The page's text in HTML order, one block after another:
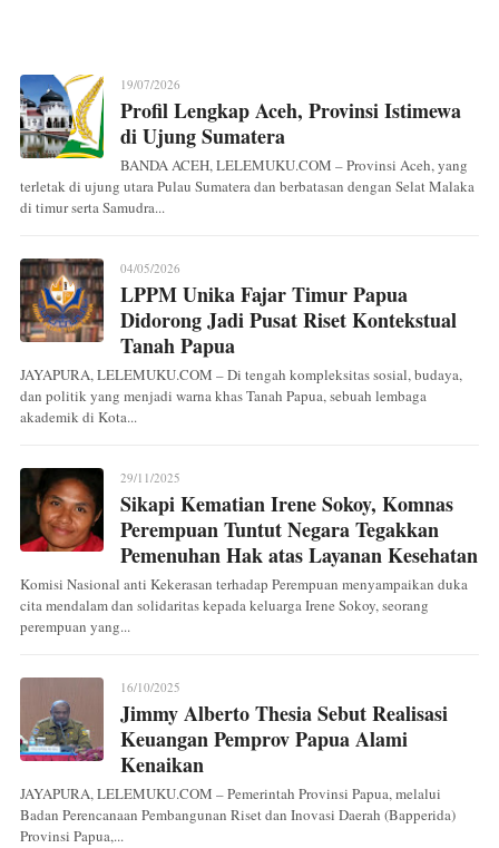
19/07/2026
Profil Lengkap Aceh, Provinsi Istimewa
di Ujung Sumatera
BANDA ACEH, LELEMUKU.COM – Provinsi Aceh, yang
terletak di ujung utara Pulau Sumatera dan berbatasan dengan Selat Malaka
di timur serta Samudra...
04/05/2026
LPPM Unika Fajar Timur Papua
Didorong Jadi Pusat Riset Kontekstual
Tanah Papua
JAYAPURA, LELEMUKU.COM – Di tengah kompleksitas sosial, budaya,
dan politik yang menjadi warna khas Tanah Papua, sebuah lembaga
akademik di Kota...
29/11/2025
Sikapi Kematian Irene Sokoy, Komnas
Perempuan Tuntut Negara Tegakkan
Pemenuhan Hak atas Layanan Kesehatan
Komisi Nasional anti Kekerasan terhadap Perempuan menyampaikan duka
cita mendalam dan solidaritas kepada keluarga Irene Sokoy, seorang
perempuan yang...
16/10/2025
Jimmy Alberto Thesia Sebut Realisasi
Keuangan Pemprov Papua Alami
Kenaikan
JAYAPURA, LELEMUKU.COM – Pemerintah Provinsi Papua, melalui
Badan Perencanaan Pembangunan Riset dan Inovasi Daerah (Bapperida)
Provinsi Papua,...